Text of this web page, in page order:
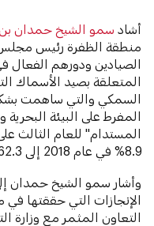
أشادسمو الشيخ حمدان بن
منطقة الظفرة رئيس مجلس
الصيادين ودورهم الفعال
المتعلقة بصيد الأسماك
السمكي والتي ساهمت
المفرط على البيئة
المستدام" للعام الثالث
8.9% في عام 2018 إلى 62.3% في نهاية عام 2021.
وأشار سمو الشيخ حمدان
الإنجازات التي حققتها في
التعاون المثمر مع وزارة